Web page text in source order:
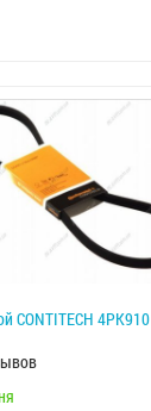
CONTITECH 4PK910